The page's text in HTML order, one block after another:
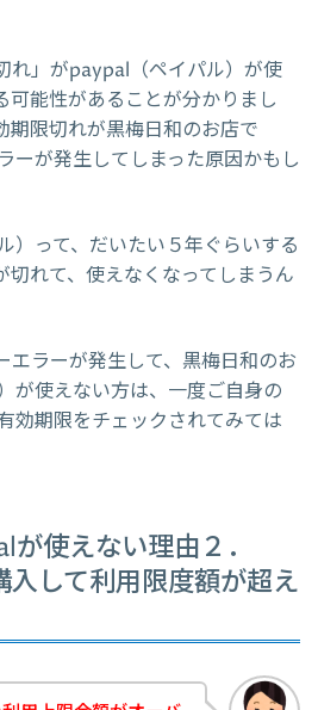
れ」がpaypal（ペイパル）が使
可能性があることが分かりまし
期限切れが黒梅日和のお店で
ーが発生してしまった原因かもし
）って、だいたい５年ぐらいする
切れて、使えなくなってしまうん
エラーが発生して、黒梅日和のお
が使えない方は、一度ご自身の
効期限をチェックされてみては
使えない理由２．
入して利用限度額が超え